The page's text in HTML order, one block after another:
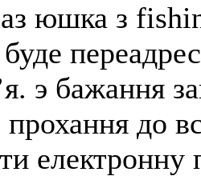
юшка з
буде
э бажання
до